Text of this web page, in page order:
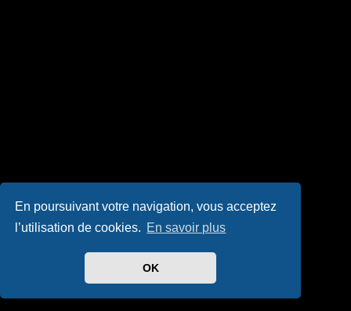
En poursuivant votre navigation, vous acceptez
l’utilisation de cookies. En savoir plus
OK